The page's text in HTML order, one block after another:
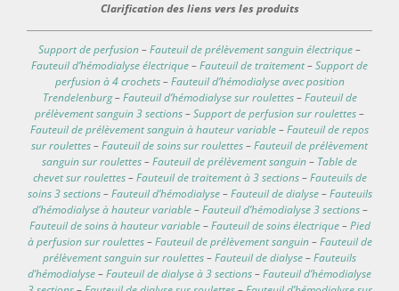
Clarification des liens vers les produits
Support de perfusion–Fauteuil de prélèvement sanguin électrique–
Fauteuil d’hémodialyse électrique–Fauteuil de traitement–Support de
perfusion à 4 crochets–Fauteuil d’hémodialyse avec position
Trendelenburg–Fauteuil d’hémodialyse sur roulettes–Fauteuil de
prélèvement sanguin 3 sections–Support de perfusion sur roulettes–
Fauteuil de prélèvement sanguin à hauteur variable–Fauteuil de repos
sur roulettes–Fauteuil de soins sur roulettes–Fauteuil de prélèvement
sanguin sur roulettes–Fauteuil de prélèvement sanguin– Table de
chevet sur roulettes–Fauteuil de traitement à 3 sections–Fauteuils de
soins 3 sections–Fauteuil d’hémodialyse–Fauteuil de dialyse–Fauteuils
d’hémodialyse à hauteur variable–Fauteuil d’hémodialyse 3 sections–
Fauteuil de soins à hauteur variable–Fauteuil de soins électrique–Pied
à perfusion sur roulettes–Fauteuil de prélèvement sanguin–Fauteuil de
prélèvement sanguin sur roulettes–Fauteuil de dialyse–Fauteuils
d’hémodialyse–Fauteuil de dialyse à 3 sections–Fauteuil d’hémodialyse